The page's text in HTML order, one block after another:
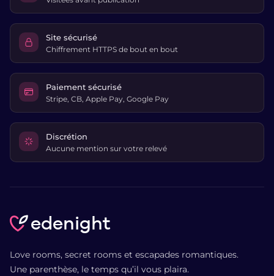
Site sécurisé
Chiffrement HTTPS de bout en bout
Paiement sécurisé
Stripe, CB, Apple Pay, Google Pay
Discrétion
Aucune mention sur votre relevé
edenight
Love rooms, secret rooms et escapades romantiques.
Une parenthèse, le temps qu’il vous plaira.